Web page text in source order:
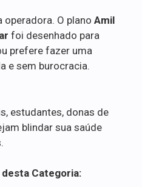
operadora. O plano Amil
foi desenhado para
prefere fazer uma
e sem burocracia.
estudantes, donas de
blindar sua saúde
Categoria: